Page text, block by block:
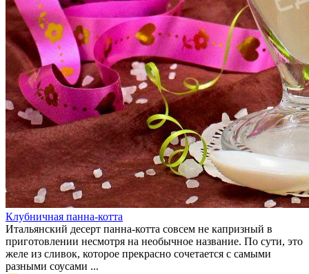
Клубничная панна-котта
Итальянский десерт панна-котта совсем не капризный в
приготовлении несмотря на необычное название. По сути, это
желе из сливок, которое прекрасно сочетается с самыми
разными соусами ...